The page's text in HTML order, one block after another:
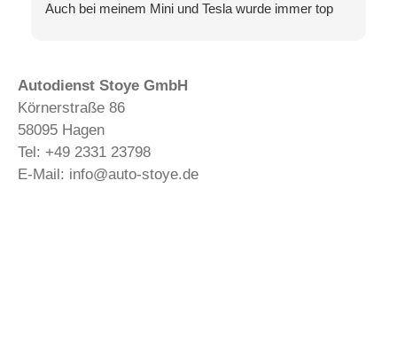
Auch bei meinem Mini und Tesla wurde immer top
Autodienst Stoye GmbH
Körnerstraße 86
58095 Hagen
Tel: +49 2331 23798
E-Mail: info@auto-stoye.de